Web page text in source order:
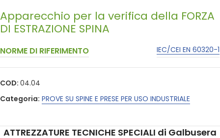
Apparecchio per la verifica della FORZA
DI ESTRAZIONE SPINA
NORME DI RIFERIMENTO IEC/CEI EN 60320-1
COD: 04.04
Categoria: PROVE SU SPINE E PRESE PER USO INDUSTRIALE
ATTREZZATURE TECNICHE SPECIALI di Galbusera